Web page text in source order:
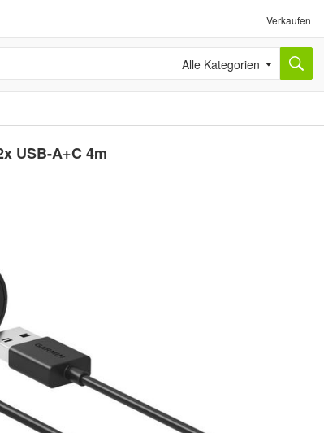
Verkaufen
Alle Kategorien
USB-A+C 4m